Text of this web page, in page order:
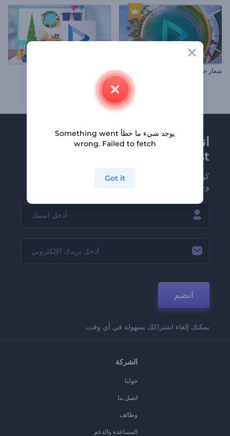
شعار حلم المسافر ألبوم فن الكريسماس ثلاثي الأبعاد
انضم إلى نشرة
Renderforest الإخبارية
كن من بين أوائل من يستلمون أحدث أخبارنا
وعروضنا
انضم
يمكنك إلغاء اشتراكك بسهولة في أي وقت.
الشركة
حولنا
اتصل بنا
وظائف
المساعدة والدعم
يوجد شيء ما خطأ Something went
wrong. Failed to fetch
Got it